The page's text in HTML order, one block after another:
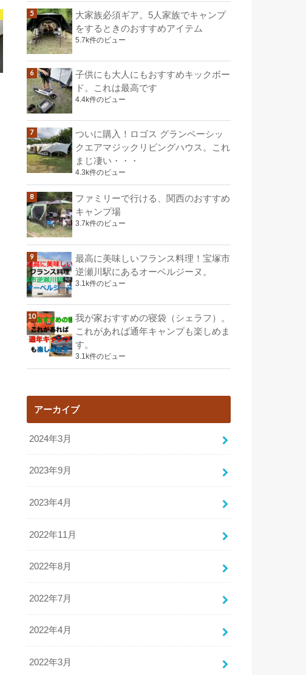
大家族必須ギア。5人家族でキャンプ
をするときのおすすめアイテム
5.7k件のビュー
子供にも大人にもおすすめキックボー
ド。これは最高です
4.4k件のビュー
ついに購入！ロゴス グランベーシッ
クエアマジックリビングハウス。これ
まじ凄い・・・
4.3k件のビュー
ファミリーで行ける、関西のおすすめ
キャンプ場
3.7k件のビュー
最高に美味しいフランス料理！宝塚市
逆瀬川駅にあるオーベルジーヌ。
3.1k件のビュー
我が家おすすめの寝袋（シェラフ）。
これがあれば通年キャンプも楽しめま
す。
3.1k件のビュー
アーカイブ
2024年3月
2023年9月
2023年4月
2022年11月
2022年8月
2022年7月
2022年4月
2022年3月